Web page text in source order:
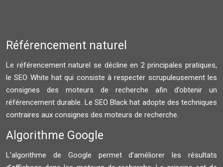
Référencement naturel
Le référencement naturel se décline en 2 principales pratiques,
le SEO White hat qui consiste à respecter scrupuleusement les
consignes des moteurs de recherche afin d’obtenir un
référencement durable. Le SEO Black hat adopte des techniques
contraires aux consignes des moteurs de recherche.
Algorithme Google
L’algorithme de Google permet d’améliorer les résultats